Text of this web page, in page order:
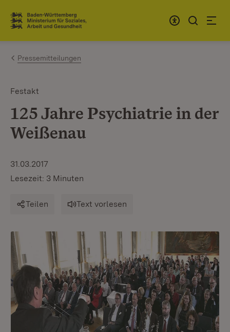
Zum Inhalt springen
Link zur Startseite
Pressemitteilungen
Festakt
125 Jahre Psychiatrie in der
Weißenau
31.03.2017
Lesezeit: 3 Minuten
Teilen Text vorlesen